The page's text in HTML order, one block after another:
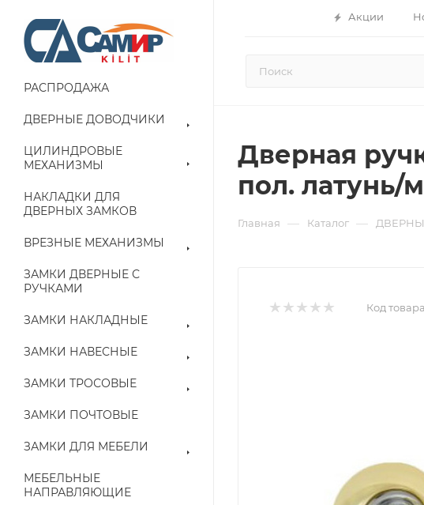
Акции
РАСПРОДАЖА
ДВЕРНЫЕ ДОВОДЧИКИ
ЦИЛИНДРОВЫЕ
МЕХАНИЗМЫ
НАКЛАДКИ ДЛЯ
ДВЕРНЫХ ЗАМКОВ
ВРЕЗНЫЕ МЕХАНИЗМЫ
ЗАМКИ ДВЕРНЫЕ С
РУЧКАМИ
ЗАМКИ НАКЛАДНЫЕ
ЗАМКИ НАВЕСНЫЕ
ЗАМКИ ТРОСОВЫЕ
ЗАМКИ ПОЧТОВЫЕ
ЗАМКИ ДЛЯ МЕБЕЛИ
МЕБЕЛЬНЫЕ
НАПРАВЛЯЮЩИЕ
Дверная
пол. латунь/
Главная — Каталог —
Код